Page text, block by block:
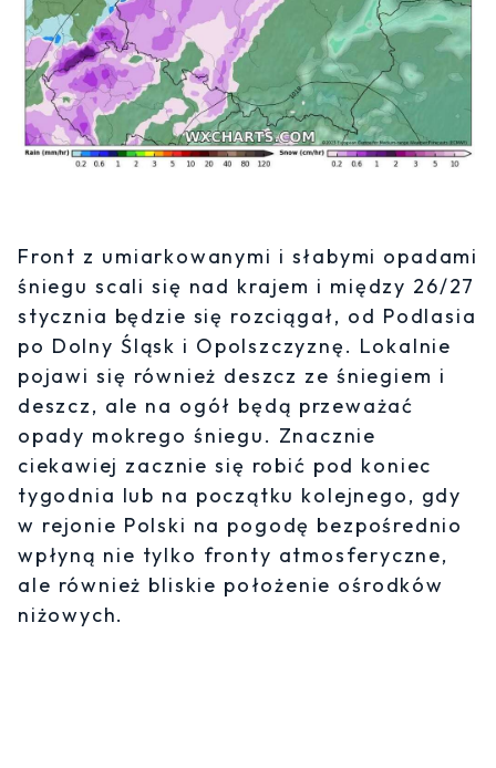
Front z umiarkowanymi i słabymi opadami
śniegu scali się nad krajem i między 26/27
stycznia będzie się rozciągał, od Podlasia
po Dolny Śląsk i Opolszczyznę. Lokalnie
pojawi się również deszcz ze śniegiem i
deszcz, ale na ogół będą przeważać
opady mokrego śniegu. Znacznie
ciekawiej zacznie się robić pod koniec
tygodnia lub na początku kolejnego, gdy
w rejonie Polski na pogodę bezpośrednio
wpłyną nie tylko fronty atmosferyczne,
ale również bliskie położenie ośrodków
niżowych.